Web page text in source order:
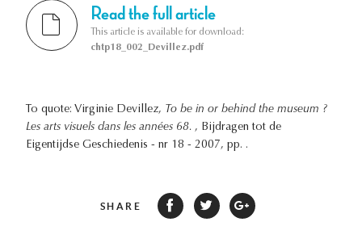
Read the full article
This article is available for download:
chtp18_002_Devillez.pdf
To quote: Virginie Devillez, To be in or behind the museum ?
Les arts visuels dans les années 68. , Bijdragen tot de
Eigentijdse Geschiedenis - nr 18 - 2007, pp. .
SHARE